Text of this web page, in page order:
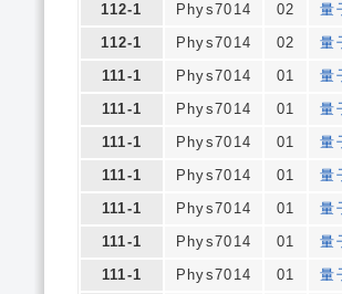
112-1
Phys7014 02 量
112-1
Phys7014 02 量
111-1
Phys7014 01 量
111-1
Phys7014 01 量
111-1
Phys7014 01 量
111-1
Phys7014 01 量
111-1
Phys7014 01 量
111-1
Phys7014 01 量
111-1
Phys7014 01 量